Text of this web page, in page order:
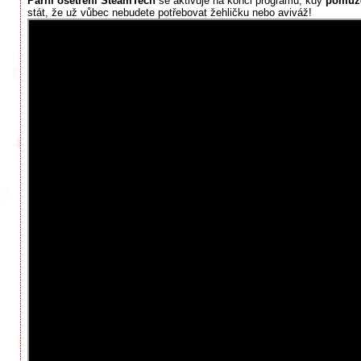
stát, že už vůbec nebudete potřebovat žehličku nebo aviváž!